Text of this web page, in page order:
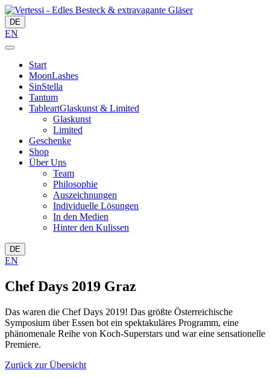
DE
EN
Start
MoonLashes
SinStella
Tantum
TableartGlaskunst & Limited
Glaskunst
Limited
Geschenke
Shop
Über Uns
Team
Philosophie
Auszeichnungen
Individuelle Lösungen
In den Medien
Hinter den Kulissen
DE
EN
Chef Days 2019 Graz
Das waren die Chef Days 2019! Das größte Österreichische
Symposium über Essen bot ein spektakuläres Programm, eine
phänomenale Reihe von Koch-Superstars und war eine sensationelle
Premiere.
Zurück zur Übersicht